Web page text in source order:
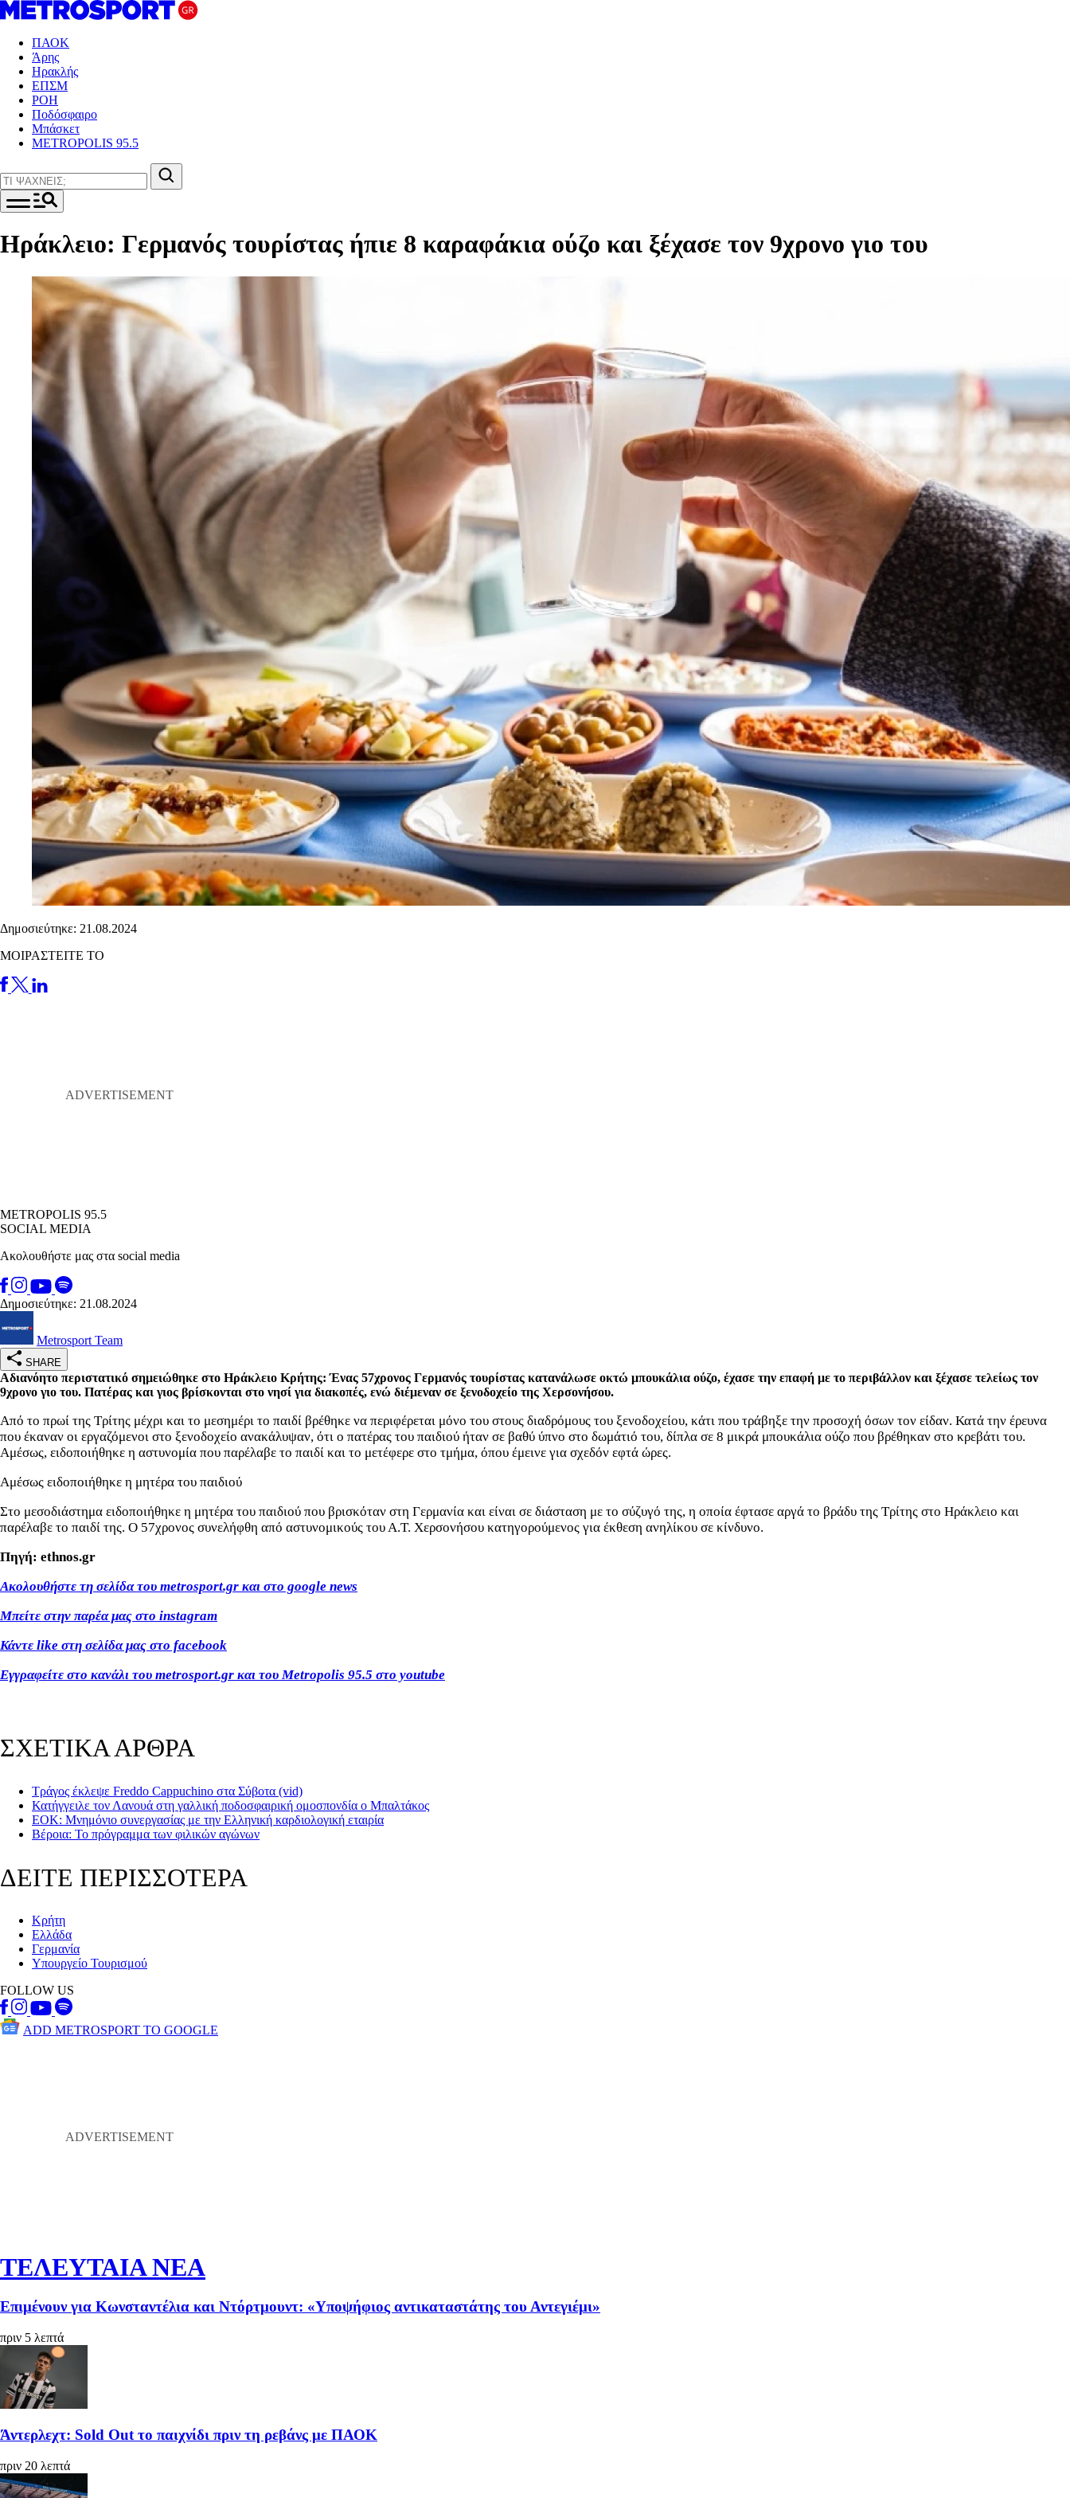
ΠΑΟΚ
Άρης
Ηρακλής
ΕΠΣΜ
ΡΟΗ
Ποδόσφαιρο
Μπάσκετ
METROPOLIS 95.5
Ηράκλειο: Γερμανός τουρίστας ήπιε 8 καραφάκια ούζο και ξέχασε τον 9χρονο γιο του
Δημοσιεύτηκε: 21.08.2024
ΜΟΙΡΑΣΤΕΙΤΕ ΤΟ
METROPOLIS 95.5
SOCIAL MEDIA
Ακολουθήστε μας στα social media
Δημοσιεύτηκε: 21.08.2024
Metrosport Team
SHARE
Αδιανόητο περιστατικό σημειώθηκε στο Ηράκλειο Κρήτης: Ένας 57χρονος Γερμανός τουρίστας κατανάλωσε οκτώ μπουκάλια ούζο, έχασε την επαφή με το περιβάλλον και ξέχασε τελείως τον
9χρονο γιο του. Πατέρας και γιος βρίσκονται στο νησί για διακοπές, ενώ διέμεναν σε ξενοδοχείο της Χερσονήσου.
Από το πρωί της Τρίτης μέχρι και το μεσημέρι το παιδί βρέθηκε να περιφέρεται μόνο του στους διαδρόμους του ξενοδοχείου, κάτι που τράβηξε την προσοχή όσων τον είδαν. Κατά την έρευνα
που έκαναν οι εργαζόμενοι στο ξενοδοχείο ανακάλυψαν, ότι ο πατέρας του παιδιού ήταν σε βαθύ ύπνο στο δωμάτιό του, δίπλα σε 8 μικρά μπουκάλια ούζο που βρέθηκαν στο κρεβάτι του.
Αμέσως, ειδοποιήθηκε η αστυνομία που παρέλαβε το παιδί και το μετέφερε στο τμήμα, όπου έμεινε για σχεδόν εφτά ώρες.
Αμέσως ειδοποιήθηκε η μητέρα του παιδιού
Στο μεσοδιάστημα ειδοποιήθηκε η μητέρα του παιδιού που βρισκόταν στη Γερμανία και είναι σε διάσταση με το σύζυγό της, η οποία έφτασε αργά το βράδυ της Τρίτης στο Ηράκλειο και
παρέλαβε το παιδί της. Ο 57χρονος συνελήφθη από αστυνομικούς του Α.Τ. Χερσονήσου κατηγορούμενος για έκθεση ανηλίκου σε κίνδυνο.
Πηγή: ethnos.gr
Ακολουθήστε τη σελίδα του metrosport.gr και στο google news
Μπείτε στην παρέα μας στο instagram
Κάντε like στη σελίδα μας στο facebook
Εγγραφείτε στο κανάλι του metrosport.gr και του Metropolis 95.5 στο youtube
ΣΧΕΤΙΚΑ ΑΡΘΡΑ
Τράγος έκλεψε Freddo Cappuchino στα Σύβοτα (vid)
Κατήγγειλε τον Λανουά στη γαλλική ποδοσφαιρική ομοσπονδία ο Μπαλτάκος
ΕΟΚ: Μνημόνιο συνεργασίας με την Ελληνική καρδιολογική εταιρία
Βέροια: Το πρόγραμμα των φιλικών αγώνων
ΔΕΙΤΕ ΠΕΡΙΣΣΟΤΕΡΑ
Κρήτη
Ελλάδα
Γερμανία
Υπουργείο Τουρισμού
FOLLOW US
ADD METROSPORT TO GOOGLE
ΤΕΛΕΥΤΑΙΑ ΝΕΑ
Επιμένουν για Κωνσταντέλια και Ντόρτμουντ: «Υποψήφιος αντικαταστάτης του Αντεγιέμι»
πριν 5 λεπτά
Άντερλεχτ: Sold Out το παιχνίδι πριν τη ρεβάνς με ΠΑΟΚ
πριν 20 λεπτά